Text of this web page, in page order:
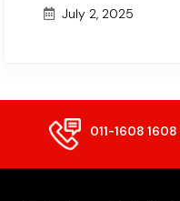
July 2, 2025
011-1608 1608